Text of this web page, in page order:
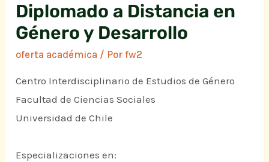
Diplomado a Distancia en
Género y Desarrollo
oferta académica / Porfw2
Centro Interdisciplinario de Estudios de Género
Facultad de Ciencias Sociales
Universidad de Chile
Especializaciones en: